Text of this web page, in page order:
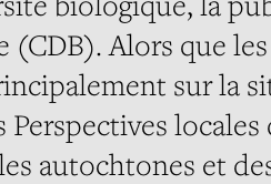
Alors que
sur la
autochtones et